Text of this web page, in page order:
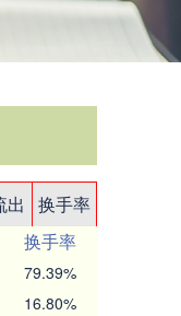
出
换手率
换手率
79.39%
16.80%